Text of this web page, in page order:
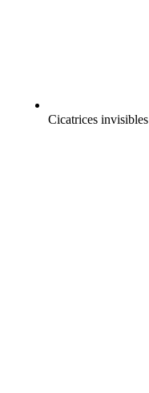
Cicatrices invisibles